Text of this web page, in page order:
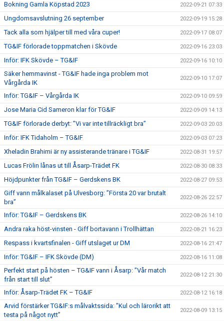
Bokning Gamla Köpstad 2023 2022-09-21 07:33
Ungdomsavslutning 26 september 2022-09-19 15:28
Tack alla som hjälper till med våra cuper! 2022-09-17 08:07
TG&IF förlorade toppmatchen i Skövde 2022-09-16 23:03
Inför: IFK Skövde – TG&IF 2022-09-16 10:10
Säker hemmavinst - TG&IF hade inga problem mot
Vårgårda IK
2022-09-10 17:07
Inför: TG&IF – Vårgårda IK 2022-09-10 09:59
Jose Maria Cid Sameron klar för TG&IF 2022-09-09 14:13
TG&IF förlorade derbyt: ”Vi var inte tillräckligt bra” 2022-09-03 20:03
Inför: IFK Tidaholm – TG&IF 2022-09-03 07:23
Xheladin Brahimi är ny assisterande tränare i TG&IF 2022-08-31 19:57
Lucas Frölin lånas ut till Åsarp-Trädet FK 2022-08-30 08:33
Höjdpunkter från TG&IF – Gerdskens BK 2022-08-27 09:53
Giff vann målkalaset på Ulvesborg: ”Första 20 var brutalt
bra”
2022-08-26 22:57
Inför: TG&IF – Gerdskens BK 2022-08-26 14:10
Andra raka höst-vinsten - Giff bortavann i Trollhättan 2022-08-21 16:23
Respass i kvartsfinalen - Giff utslaget ur DM 2022-08-16 21:47
Inför: TG&IF – IFK Skövde (DM) 2022-08-16 11:08
Perfekt start på hösten – TG&IF vann i Åsarp: ”Vår match
från start till slut”
2022-08-12 21:30
Inför: Åsarp-Trädet FK – TG&IF 2022-08-12 16:18
Arvid förstärker TG&IF:s målvaktssida: ”Kul och lärorikt att
testa på något nytt”
2022-08-09 13:15